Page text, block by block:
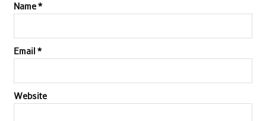
Name*
Email *
Website